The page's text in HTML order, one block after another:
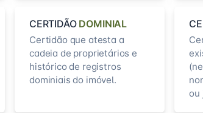
CERTIDÃO DOMINIAL
Certidão que atesta a
cadeia de proprietários e
histórico de registros
dominiais do imóvel.
ou